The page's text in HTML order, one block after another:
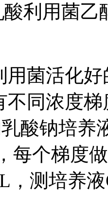
酸利用菌
用菌活化
同浓度
酸钠培
每个梯度
，测培养